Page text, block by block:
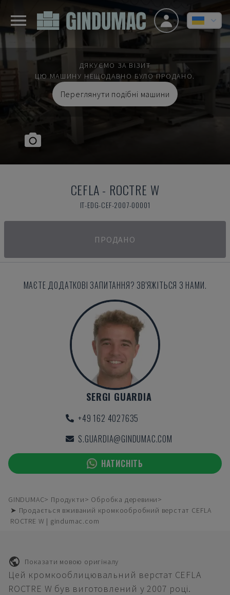
ДЯКУЄМО ЗА ВІЗИТ
ЦЮ МАШИНУ НЕЩОДАВНО БУЛО ПРОДАНО.
Переглянути подібні машини
CEFLA- ROCTRE W
IT-EDG-CEF-2007-00001
ПРОДАНО
МАЄТЕ ДОДАТКОВІ ЗАПИТАННЯ? ЗВ'ЯЖІТЬСЯ З НАМИ.
SERGI GUARDIA
+49 162 4027635
S.GUARDIA@GINDUMAC.COM
НАТИСНІТЬ
GINDUMAC Продукти
Обробка деревини
➤ Продається вживаний кромкообробний верстат CEFLA
ROCTRE W | gindumac.com
Показати мовою оригіналу
Цей кромкооблицювальний верстат CEFLA
ROCTRE W був виготовлений у 2007 році.